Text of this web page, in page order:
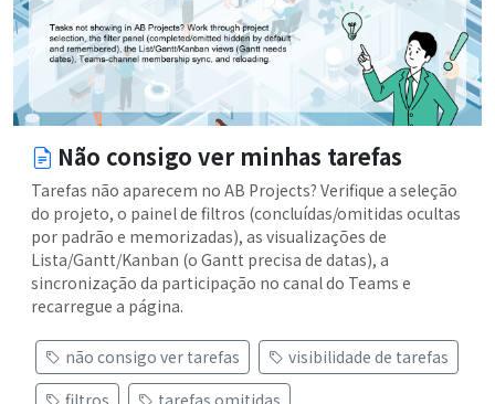
Não consigo ver minhas tarefas
Tarefas não aparecem no AB Projects? Verifique a seleção
do projeto, o painel de filtros (concluídas/omitidas ocultas
por padrão e memorizadas), as visualizações de
Lista/Gantt/Kanban (o Gantt precisa de datas), a
sincronização da participação no canal do Teams e
recarregue a página.
não consigo ver tarefas
visibilidade de tarefas